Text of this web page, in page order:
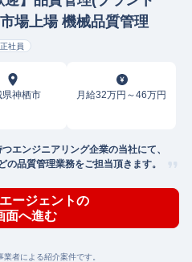
場上場 機械品質管理
正社員
県神栖市 月給32万円～46万円
エンジニアリング企業の当社にて、
品質管理業務をご担当頂きます。
ージェントの
面へ進む
者による紹介案件です。